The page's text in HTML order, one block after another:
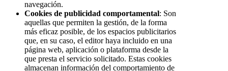
navegación.
Cookies de publicidad comportamental: Son
aquellas que permiten la gestión, de la forma
más eficaz posible, de los espacios publicitarios
que, en su caso, el editor haya incluido en una
página web, aplicación o plataforma desde la
que presta el servicio solicitado. Estas cookies
almacenan información del comportamiento de